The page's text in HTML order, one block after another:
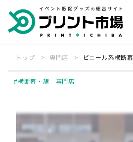
オリジナルウェア 専門店
横断幕・旗 専門店
ご利用ガイド
トップ 専門店 ビニール系横断幕
横断幕・旗 専門店